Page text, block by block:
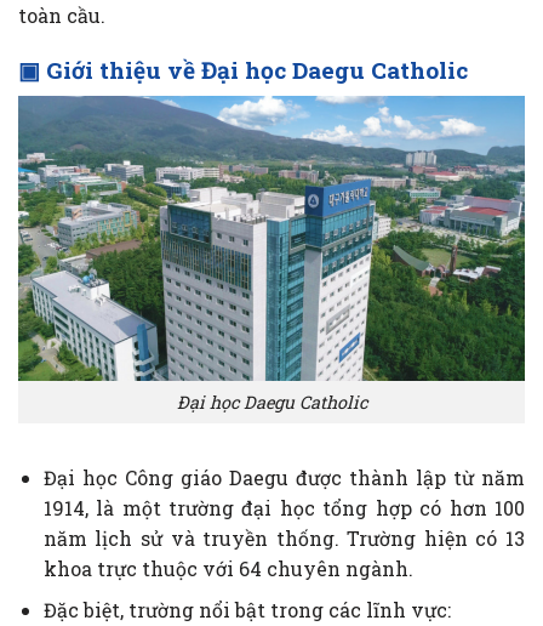
toàn cầu.
▣ Giới thiệu về Đại học Daegu Catholic
Đại học Daegu Catholic
Đại học Công giáo Daegu được thành lập từ năm
1914, là một trường đại học tổng hợp có hơn 100
năm lịch sử và truyền thống. Trường hiện có 13
khoa trực thuộc với 64 chuyên ngành.
Đặc biệt, trường nổi bật trong các lĩnh vực: